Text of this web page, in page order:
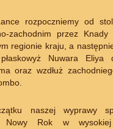
rozpoczniemy od
zachodnim przez
regionie kraju, a
Nuwara Eliya
oraz wzdłuż
naszej wyprawy
Nowy Rok w